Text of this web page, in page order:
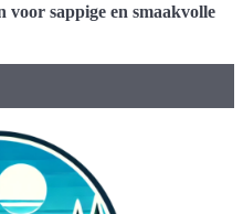
voor sappige en smaakvolle